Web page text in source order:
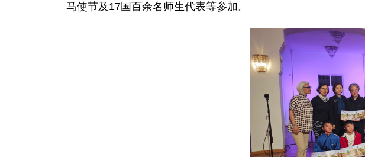
马使节及17国百余名师生代表等参加。